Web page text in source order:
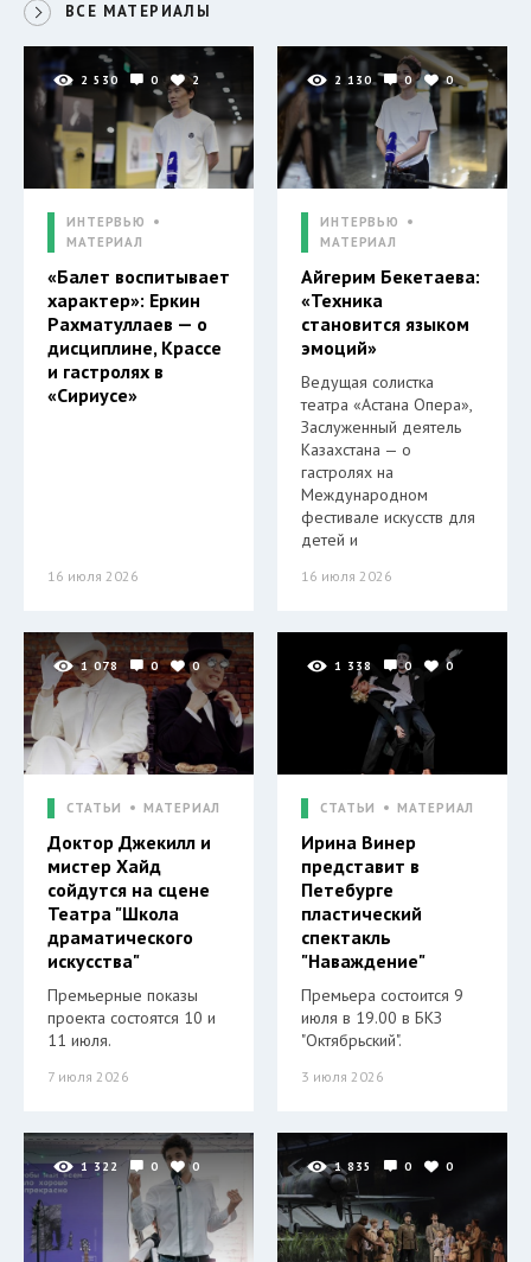
ВСЕ МАТЕРИАЛЫ
2 530 0 2
ИНТЕРВЬЮ
МАТЕРИАЛ
«Балет воспитывает
характер»: Еркин
Рахматуллаев — о
дисциплине, Крассе
и гастролях в
«Сириусе»
16 июля 2026
2 130 0 0
ИНТЕРВЬЮ
МАТЕРИАЛ
Айгерим Бекетаева:
«Техника
становится языком
эмоций»
Ведущая солистка
театра «Астана Опера»,
Заслуженный деятель
Казахстана — о
гастролях на
Международном
фестивале искусств для
детей и
16 июля 2026
1 078 0 0
СТАТЬИ МАТЕРИАЛ
Доктор Джекилл и
мистер Хайд
сойдутся на сцене
Театра "Школа
драматического
искусства"
Премьерные показы
проекта состоятся 10 и
11 июля.
7 июля 2026
1 338 0 0
СТАТЬИ МАТЕРИАЛ
Ирина Винер
представит в
Петебурге
пластический
спектакль
"Наваждение"
Премьера состоится 9
июля в 19.00 в БКЗ
"Октябрьский".
3 июля 2026
1 322 0 0 1 835 0 0